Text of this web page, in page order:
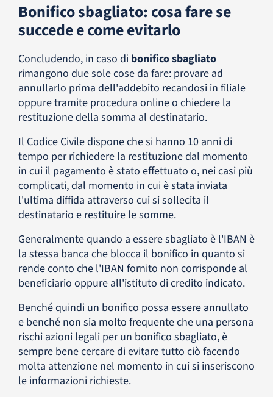
Bonifico sbagliato: cosa fare se
succede e come evitarlo
Concludendo, in caso di bonifico sbagliato
rimangono due sole cose da fare: provare ad
annullarlo prima dell'addebito recandosi in filiale
oppure tramite procedura online o chiedere la
restituzione della somma al destinatario.
Il Codice Civile dispone che si hanno 10 anni di
tempo per richiedere la restituzione dal momento
in cui il pagamento è stato effettuato o, nei casi più
complicati, dal momento in cui è stata inviata
l'ultima diffida attraverso cui si sollecita il
destinatario e restituire le somme.
Generalmente quando a essere sbagliato è l'IBAN è
la stessa banca che blocca il bonifico in quanto si
rende conto che l'IBAN fornito non corrisponde al
beneficiario oppure all'istituto di credito indicato.
Benché quindi un bonifico possa essere annullato
e benché non sia molto frequente che una persona
rischi azioni legali per un bonifico sbagliato, è
sempre bene cercare di evitare tutto ciò facendo
molta attenzione nel momento in cui si inseriscono
le informazioni richieste.